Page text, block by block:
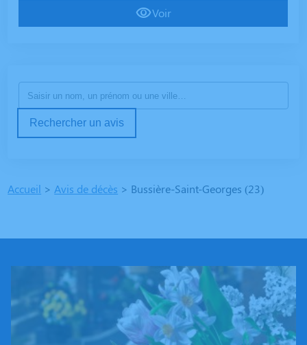
Voir
Rechercher un avis
Accueil > Avis de décès > Bussière-Saint-Georges (23)